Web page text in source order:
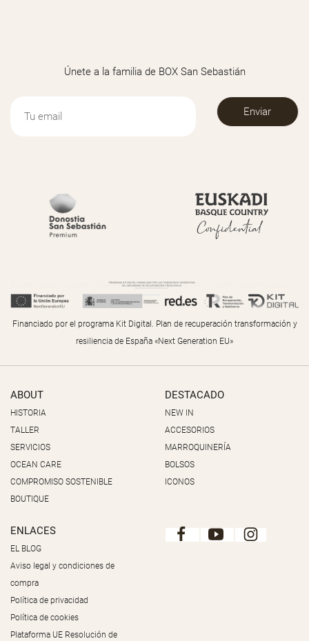
Únete a la familia de BOX San Sebastián
Financiado por el programa Kit Digital. Plan de recuperación transformación y
resiliencia de España «Next Generation EU»
ABOUT
HISTORIA
TALLER
SERVICIOS
OCEAN CARE
COMPROMISO SOSTENIBLE
BOUTIQUE
DESTACADO
NEW IN
ACCESORIOS
MARROQUINERÍA
BOLSOS
ICONOS
ENLACES
EL BLOG
Aviso legal y condiciones de
compra
Política de privacidad
Política de cookies
Plataforma UE Resolución de